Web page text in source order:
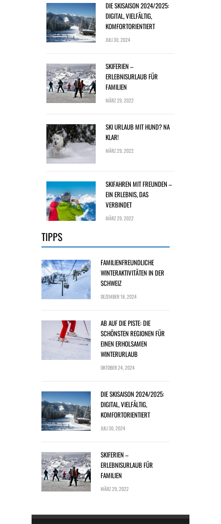
DIE SKISAISON 2024/2025:
DIGITAL, VIELFÄLTIG,
KOMFORTORIENTIERT
JULI 30, 2024
SKIFERIEN –
ERLEBNISURLAUB FÜR
FAMILIEN
MÄRZ 29, 2022
SKI URLAUB MIT HUND? NA
KLAR!
MÄRZ 29, 2022
SKIFAHREN MIT FREUNDEN –
EIN ERLEBNIS, DAS
VERBINDET
MÄRZ 29, 2022
TIPPS
FAMILIENFREUNDLICHE
WINTERAKTIVITÄTEN IN DER
SCHWEIZ
DEZEMBER 18, 2024
AB AUF DIE PISTE: DIE
SCHÖNSTEN REGIONEN FÜR
EINEN ERHOLSAMEN
WINTERURLAUB
OKTOBER 24, 2024
DIE SKISAISON 2024/2025:
DIGITAL, VIELFÄLTIG,
KOMFORTORIENTIERT
JULI 30, 2024
SKIFERIEN –
ERLEBNISURLAUB FÜR
FAMILIEN
MÄRZ 29, 2022